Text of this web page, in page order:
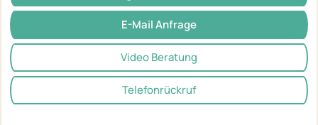
E-Mail Anfrage
Video Beratung
Telefonrückruf